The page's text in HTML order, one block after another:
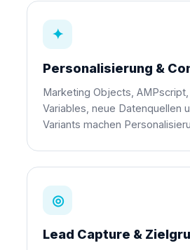
✦
Personalisierung &
Marketing Objects,
Variables, neue Datenquellen
Variants machen
◎
Lead Capture &